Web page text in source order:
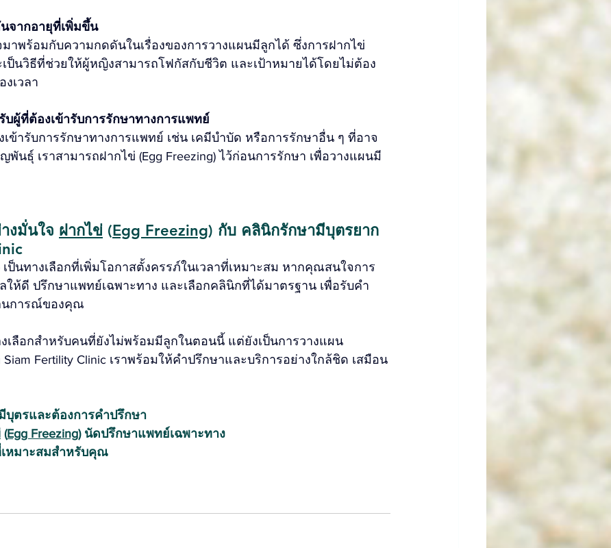
จากอายุที่เพิ่มขึ้น
าพร้อมกับความกดดันในเรื่องของการวางแผนมีลูกได้ ซึ่งการฝากไข่
ะเป็นวิธีที่ช่วยให้ผู้หญิงสามารถโฟกัสกับชีวิต และเป้าหมายได้โดยไม่ต้อง
งเวลา
บผู้ที่ต้องเข้ารับการรักษาทางการแพทย์
ข้ารับการรักษาทางการแพทย์ เช่น เคมีบำบัด หรือการรักษาอื่น ๆ ที่อาจ
พันธุ์ เราสามารถฝากไข่ (Egg Freezing) ไว้ก่อนการรักษา เพื่อวางแผนมี
งมั่นใจ ฝากไข่ (Egg Freezing) กับ คลินิกรักษามีบุตรยาก
เป็นทางเลือกที่เพิ่มโอกาสตั้งครรภ์ในเวลาที่เหมาะสม หากคุณสนใจการ
ให้ดี ปรึกษาแพทย์เฉพาะทาง และเลือกคลินิกที่ได้มาตรฐาน เพื่อรับคำ
นการณ์ของคุณ
เลือกสำหรับคนที่ยังไม่พร้อมมีลูกในตอนนี้ แต่ยังเป็นการวางแผน
Fertility Clinic เราพร้อมให้คำปรึกษาและบริการอย่างใกล้ชิด เสมือน
ตรและต้องการคำปรึกษา
(Egg Freezing) นัดปรึกษาแพทย์เฉพาะทาง
เหมาะสมสำหรับคุณ